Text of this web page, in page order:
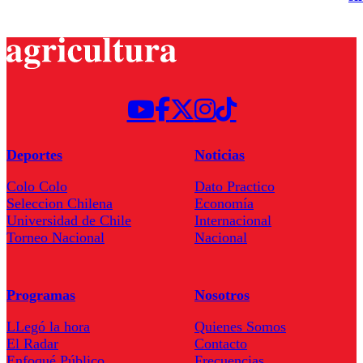
Deportes
Colo Colo
Seleccion Chilena
Universidad de Chile
Torneo Nacional
Noticias
Dato Practico
Economía
Internacional
Nacional
Programas
LLegó la hora
El Radar
Nosotros
Quienes Somos
Contacto